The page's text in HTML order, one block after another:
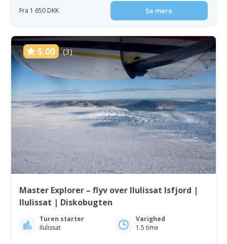
Fra 1 650 DKK Se mere
5.00 (3)
Master Explorer – flyv over Ilulissat Isfjord |
Ilulissat | Diskobugten
Turen starter
Ilulissat
Varighed
1.5 time